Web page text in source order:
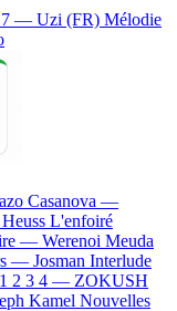
7 — Uzi (FR) Mélodie
Casanova —
Heuss L'enfoiré
— Werenoi Meuda
— Josman Interlude
1 2 3 4 — ZOKUSH
Kamel Nouvelles